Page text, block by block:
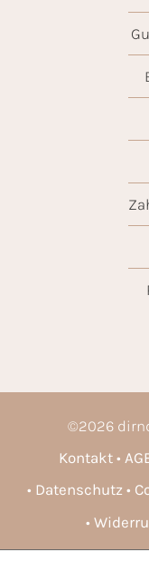
©2026
Kontakt
Datenschutz